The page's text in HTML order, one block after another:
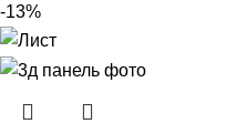
-13%